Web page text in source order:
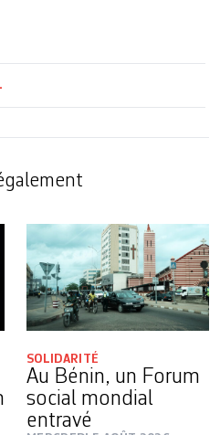
SOLIDARITÉ
Au Bénin, un Forum
social mondial
entravé